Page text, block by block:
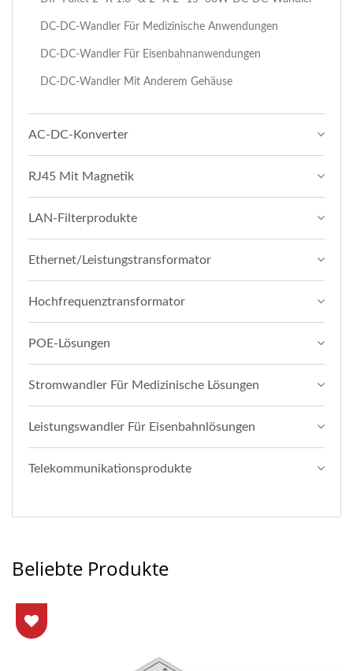
DC-DC-Wandler Für Medizinische Anwendungen
DC-DC-Wandler Für Eisenbahnanwendungen
DC-DC-Wandler Mit Anderem Gehäuse
AC-DC-Konverter
RJ45 Mit Magnetik
LAN-Filterprodukte
Ethernet/Leistungstransformator
Hochfrequenztransformator
POE-Lösungen
Stromwandler Für Medizinische Lösungen
Leistungswandler Für Eisenbahnlösungen
Telekommunikationsprodukte
Beliebte Produkte